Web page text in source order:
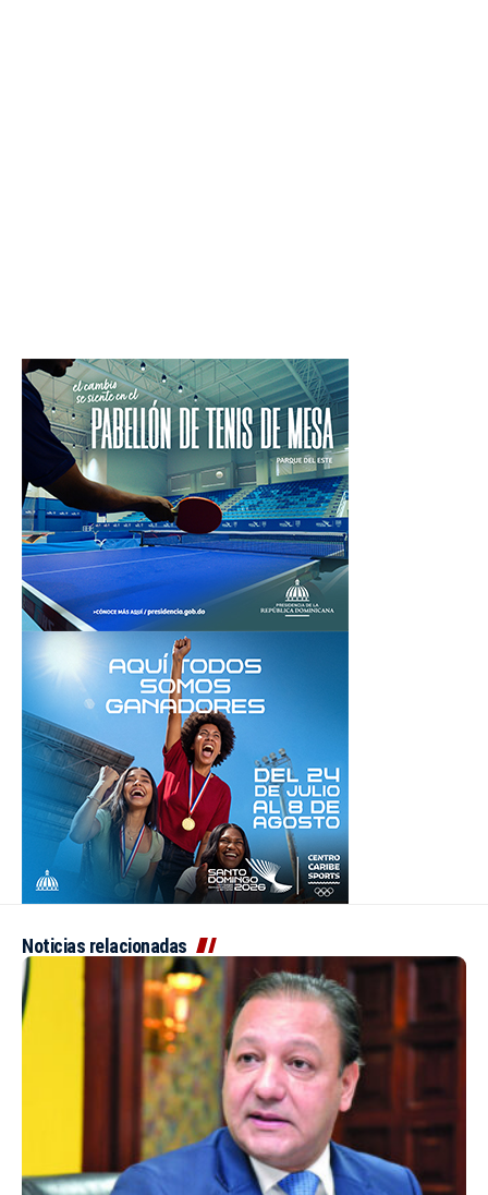
Noticias relacionadas